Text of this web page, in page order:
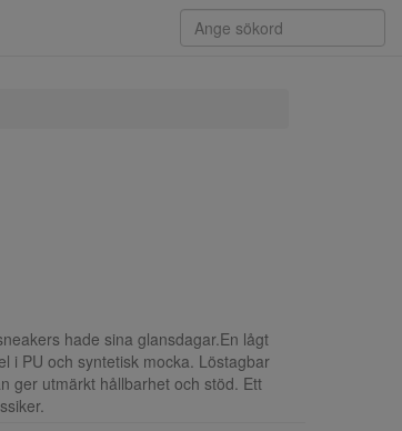
hade sina glansdagar.En lågt
i PU och syntetisk mocka. Löstagbar
ger utmärkt hållbarhet och stöd. Ett